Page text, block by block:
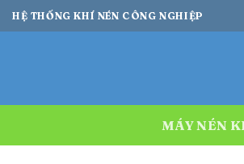
Bỏ
qua
HỆ THỐNG KHÍ NÉN CÔNG NGHIỆP
MÁY NÉN